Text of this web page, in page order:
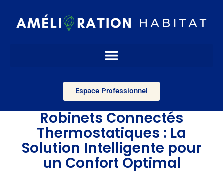
Espace Professionnel
Robinets Connectés
Thermostatiques : La
Solution Intelligente pour
un Confort Optimal